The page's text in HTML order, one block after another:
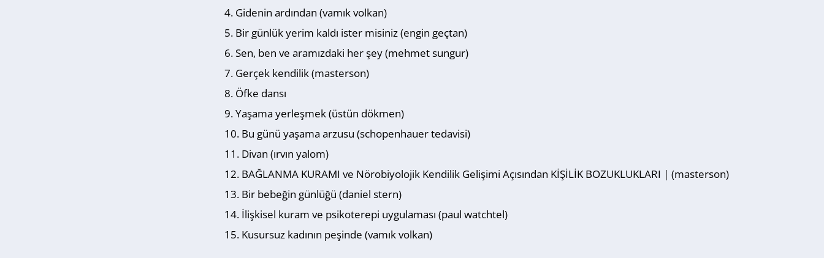
Gidenin ardından (vamık volkan)
Bir günlük yerim kaldı ister misiniz (engin geçtan)
Sen, ben ve aramızdaki her şey (mehmet sungur)
Gerçek kendilik (masterson)
Öfke dansı
Yaşama yerleşmek (üstün dökmen)
Bu günü yaşama arzusu (schopenhauer tedavisi)
Divan (ırvın yalom)
BAĞLANMA KURAMI ve Nörobiyolojik Kendilik Gelişimi Açısından KİŞİLİK BOZUKLUKLARI | (masterson)
Bir bebeğin günlüğü (daniel stern)
İlişkisel kuram ve psikoterepi uygulaması (paul watchtel)
Kusursuz kadının peşinde (vamık volkan)